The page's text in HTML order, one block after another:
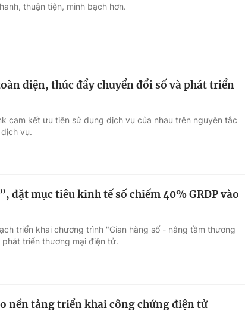
thuận tiện, minh bạch hơn.
diện, thúc đẩy chuyển đổi số và phát triển
cam kết ưu tiên sử dụng dịch vụ của nhau trên nguyên tắc
vụ.
đặt mục tiêu kinh tế số chiếm 40% GRDP vào
triển khai chương trình "Gian hàng số - nâng tầm thương
phát triển thương mại điện tử.
nền tảng triển khai công chứng điện tử